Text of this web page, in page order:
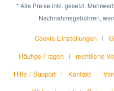
* Alle Preise inkl. gesetzl.
Nachnahmegebühren,
Cookie-Einstellungen
Häufige Fragen
rechtliche
Hilfe / Support
Kontakt